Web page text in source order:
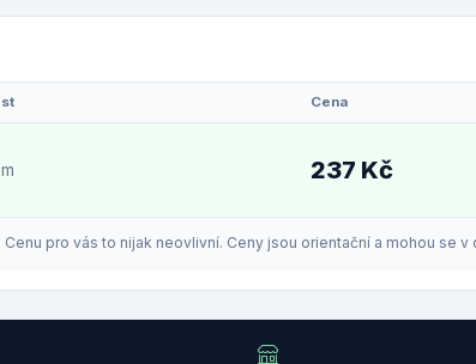
Cena
237 Kč
pro vás to nijak neovlivní. Ceny jsou orientační a mohou se v